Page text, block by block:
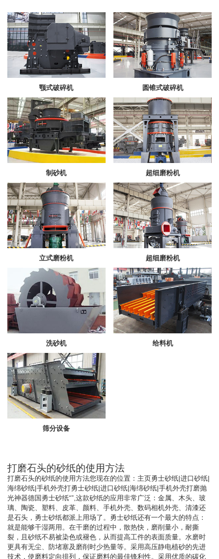
颚式破碎机 圆锥式破碎机
制砂机 超细磨粉机
立式磨粉机 超细磨粉机
洗砂机 给料机
筛分设备
打磨石头的砂纸的使用方法
打磨石头的砂纸的使用方法您现在的位置：主页勇士砂纸|进口砂纸|
海绵砂纸|手机外壳打勇士砂纸|进口砂纸|海绵砂纸|手机外壳打磨抛
光神器德国勇士砂纸“”,这款砂纸的应用非常广泛：金属、木头、玻
璃、陶瓷、塑料、皮革、颜料、手机外壳、数码相机外壳、清漆还
是石头，勇士砂纸都派上用场了。勇士砂纸还有一个最大的特点：
就是能够干湿两用。在干磨的过程中，散热快，磨削量小，耐撕
裂，且砂纸不易被染色或褪色，从而提高工件的表面质量。水磨时
更具有无尘、防堵塞及磨削时少热量等。采用高压静电植砂的先进
技术，使磨料定向排列，保证磨料的最佳锋利性。采用优质的碳化